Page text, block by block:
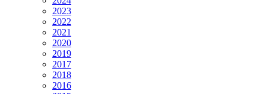
2023
2022
2021
2020
2019
2017
2018
2016